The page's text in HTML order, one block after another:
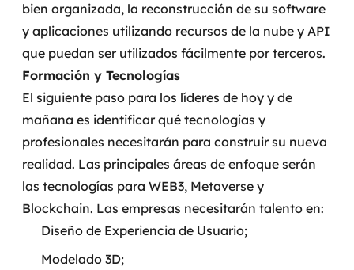
bien organizada, la reconstrucción de su software
y aplicaciones utilizando recursos de la nube y API
que puedan ser utilizados fácilmente por terceros.
Formación y Tecnologías
El siguiente paso para los líderes de hoy y de
mañana es identificar qué tecnologías y
profesionales necesitarán para construir su nueva
realidad. Las principales áreas de enfoque serán
las tecnologías para WEB3, Metaverse y
Blockchain. Las empresas necesitarán talento en:
Diseño de Experiencia de Usuario;
Modelado 3D;